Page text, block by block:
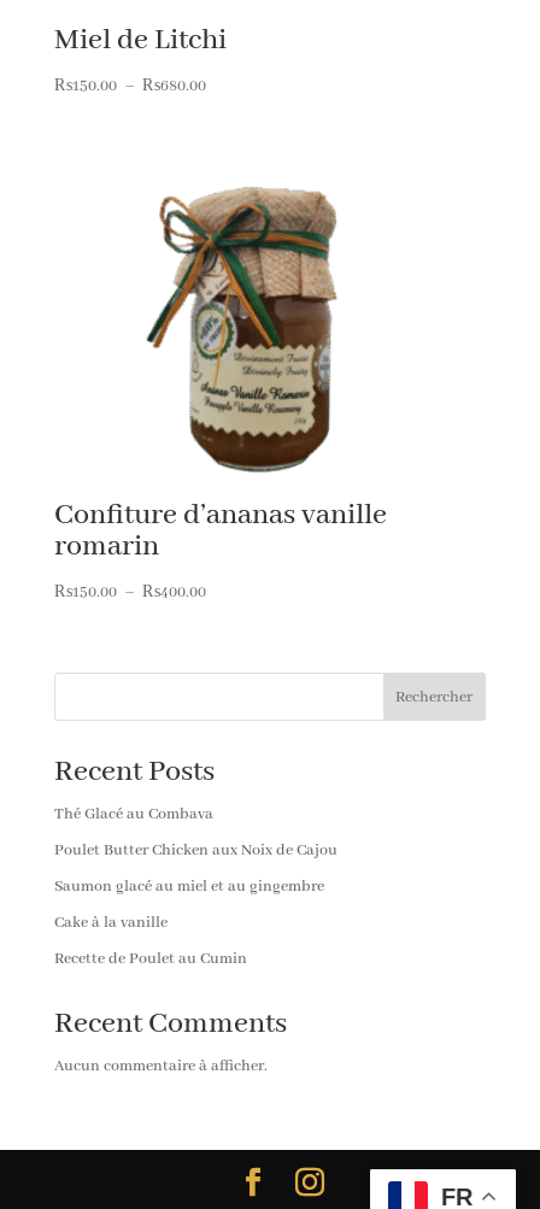
Miel de Litchi
₨150.00 – ₨680.00Plage
à
₨680.00
Confiture d’ananas vanille
romarin
₨150.00 – ₨400.00Plage
₨150.00
Rechercher
Recent Posts
Thé Glacé au Combava
Poulet Butter Chicken aux Noix de Cajou
Saumon glacé au miel et au gingembre
Cake à la vanille
Recette de Poulet au Cumin
Recent Comments
Aucun commentaire à afficher.
FR